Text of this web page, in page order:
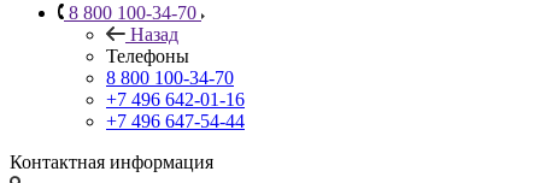
8 800 100-34-70
Назад
Телефоны
8 800 100-34-70
+7 496 642-01-16
+7 496 647-54-44
Контактная информация